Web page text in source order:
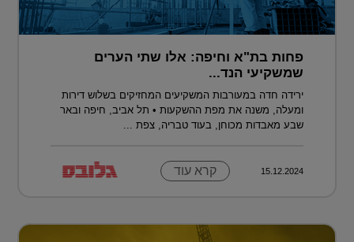
פחות בת"א וחיפה: אלו שתי הערים
שמשקיעי הנד...
ירידה חדה במעורבות המשקיעים המחזיקים בשלוש דירות
ומעלה, משנה את מפת ההשקעות • תל אביב, חיפה ובאר
שבע מאבדות מכוחן, בעוד טבריה, צפת ...
15.12.2024 קרא עוד